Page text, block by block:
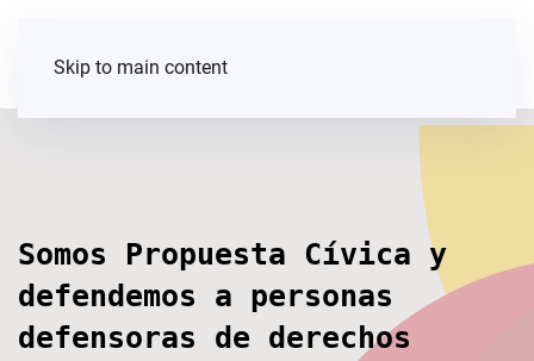
Skip to main content
Somos Propuesta Cívica y
defendemos a personas
defensoras de derechos